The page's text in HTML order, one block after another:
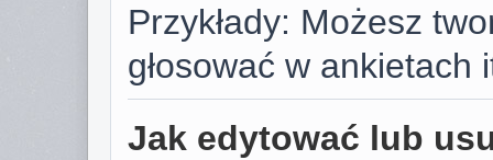
Przykłady: Możesz
głosować w ankietach
Jak edytować lub